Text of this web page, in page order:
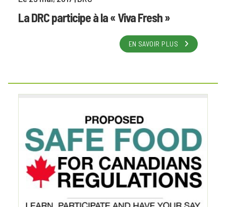
La DRC participe à la « Viva Fresh »
EN SAVOIR PLUS